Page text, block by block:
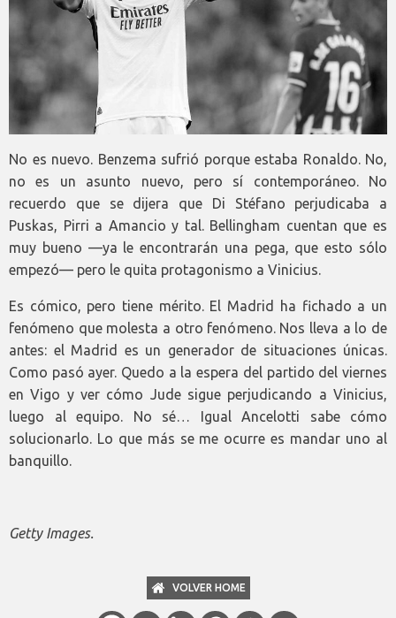
No es nuevo. Benzema sufrió porque estaba Ronaldo. No,
no es un asunto nuevo, pero sí contemporáneo. No
recuerdo que se dijera que Di Stéfano perjudicaba a
Puskas, Pirri a Amancio y tal. Bellingham cuentan que es
muy bueno —ya le encontrarán una pega, que esto sólo
empezó— pero le quita protagonismo a Vinicius.
Es cómico, pero tiene mérito. El Madrid ha fichado a un
fenómeno que molesta a otro fenómeno. Nos lleva a lo de
antes: el Madrid es un generador de situaciones únicas.
Como pasó ayer. Quedo a la espera del partido del viernes
en Vigo y ver cómo Jude sigue perjudicando a Vinicius,
luego al equipo. No sé… Igual Ancelotti sabe cómo
solucionarlo. Lo que más se me ocurre es mandar uno al
banquillo.
Getty Images.
VOLVER HOME